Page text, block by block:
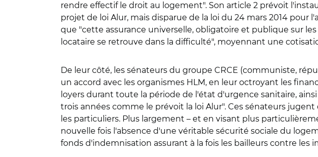
rendre effectif le droit au logement". Son article 2 prévoit
projet de loi Alur, mais disparue de la loi du 24 mars 2014
que "cette assurance universelle, obligatoire et publique sur
locataire se retrouve dans la difficulté", moyennant une
De leur côté, les sénateurs du groupe CRCE (communiste,
un accord avec les organismes HLM, en leur octroyant les
loyers durant toute la période de l'état d'urgence sanitaire,
trois années comme le prévoit la loi Alur". Ces sénateurs
les particuliers. Plus largement – et en visant plus
nouvelle fois l'absence d'une véritable sécurité sociale du
fonds d'indemnisation assurant à la fois les bailleurs contre les